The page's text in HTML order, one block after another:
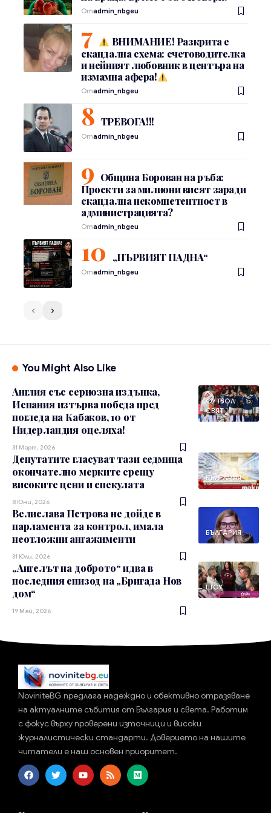
Отadmin_nbgeu
ВНИМАНИЕ! Разкрита е
скандална схема: счетоводителка
и нейният любовник в центъра на
измамна афера!
Отadmin_nbgeu
ТРЕВОГА!!!
Отadmin_nbgeu
Община Борован на ръба:
Проекти за милиони висят заради
скандална некомпетентност в
администрацията?
Отadmin_nbgeu
„ПЪРВИЯТ ПАДНА“
Отadmin_nbgeu
You Might Also Like
ФУТБОЛ
СВЯТ
Англия със сериозна издънка,
Испания изтърва победа пред
погледа на Кабаков, 10 от
Нидерландия оцеляха!
31 Март, 2026
БЪЛГАРИЯ
Депутатите гласуват тази седмица
окончателно мерките срещу
високите цени и спекулата
8 Юни, 2026
БЪЛГАРИЯ
Велислава Петрова не дойде в
парламента за контрол, имала
неотложни ангажименти
31 Юли, 2026
ШОУ
„Ангелът на доброто“ идва в
последния епизод на „Бригада Нов
дом“
19 Май, 2026
NoviniteBG предлага надеждно и обективно отразяване
на актуалните събития от България и света. Работим
с фокус върху проверени източници и високи
журналистически стандарти. Доверието на нашите
читатели е наш основен приоритет.